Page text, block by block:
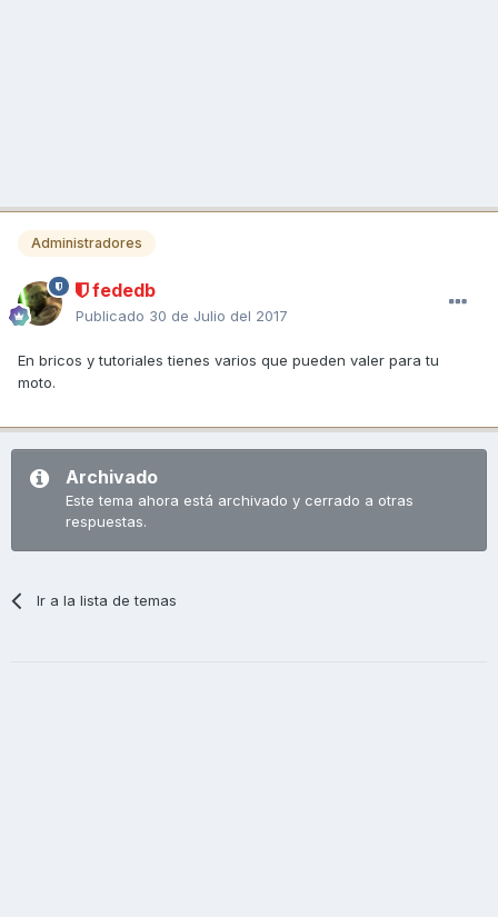
Administradores
fededb
Publicado 30 de Julio del 2017
En bricos y tutoriales tienes varios que pueden valer para tu
moto.
Archivado
Este tema ahora está archivado y cerrado a otras
respuestas.
Ir a la lista de temas